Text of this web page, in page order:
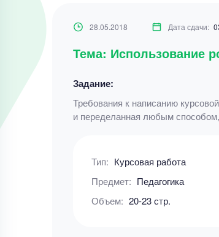
28.05.2018 Дата сдачи:
Тема: Использование
Задание:
Требования к написанию
и переделанная любым
Тип: Курсовая работа
Предмет: Педагогика
Объем: 20-23 стр.